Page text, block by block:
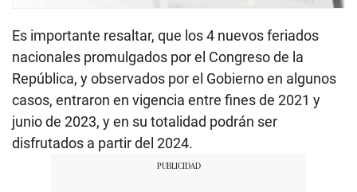
Es importante resaltar, que los 4 nuevos feriados
nacionales promulgados por el Congreso de la
República, y observados por el Gobierno en algunos
casos, entraron en vigencia entre fines de 2021 y
junio de 2023, y en su totalidad podrán ser
disfrutados a partir del 2024.